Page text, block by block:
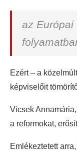
az Európai
Ezért – a
képviselőit
Vicsek
a reformokat,
Emlékeztetett